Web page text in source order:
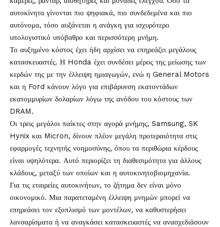
αυτοκίνητα γίνονται πιο ψηφιακά, πιο συνδεδεμένα και πιο
αυτόνομα, τόσο αυξάνεται η ανάγκη για ισχυρότερο
υπολογιστικό υπόβαθρο και περισσότερη μνήμη.
Το αυξημένο κόστος έχει ήδη αρχίσει να επηρεάζει μεγάλους
κατασκευαστές. Η Honda έχει συνδέσει μέρος της μείωσης των
κερδών της με την έλλειψη ημιαγωγών, ενώ η General Motors
και η Ford κάνουν λόγο για επιβάρυνση εκατοντάδων
εκατομμυρίων δολαρίων λόγω της ανόδου του κόστους των
DRAM.
Οι τρεις μεγάλοι παίκτες στην αγορά μνήμης, Samsung, SK
Hynix και Micron, δίνουν πλέον μεγάλη προτεραιότητα στις
εφαρμογές τεχνητής νοημοσύνης, όπου τα περιθώρια κέρδους
είναι υψηλότερα. Αυτό περιορίζει τη διαθεσιμότητα για άλλους
κλάδους, μεταξύ των οποίων και η αυτοκινητοβιομηχανία.
Για τις εταιρείες αυτοκινήτων, το ζήτημα δεν είναι μόνο
οικονομικό. Μια παρατεταμένη έλλειψη μνημών μπορεί να
επηρεάσει τον εξοπλισμό των μοντέλων, να καθυστερήσει
λανσαρίσματα ή να αναγκάσει κατασκευαστές να ανασχεδιάσουν